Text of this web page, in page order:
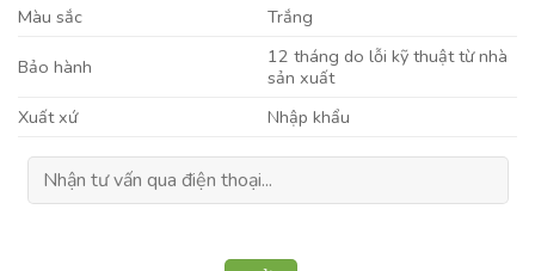
Màu sắc
Trắng
Bảo hành
12 tháng do lỗi kỹ thuật từ nhà
sản xuất
Xuất xứ
Nhập khẩu